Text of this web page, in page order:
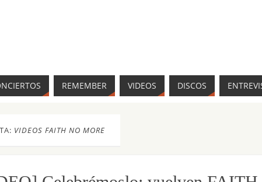
REMEMBER VIDEOS DISCOS
VIDEOS FAITH NO MORE